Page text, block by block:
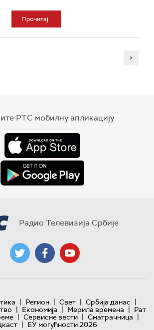
Прочитај
>
РТС мобилну апликацију
Радио Телевизија Србије
| Регион | Свет | Србија данас |
| Економија | Мерила времена | Рат
| Сервисне вести | Сматрачница |
| ЕУ могућности 2026